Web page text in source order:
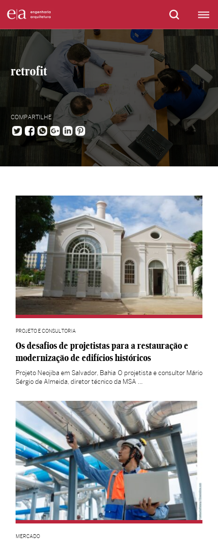
retrofit
COMPARTILHE
PROJETO E CONSULTORIA
Os desafios de projetistas para a restauração e
modernização de edifícios históricos
Projeto Neojiba em Salvador, Bahia O projetista e consultor Mário
Sérgio de Almeida, diretor técnico da MSA …
MERCADO